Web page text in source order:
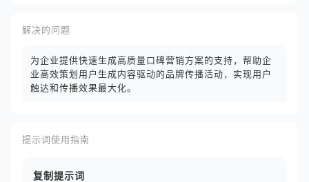
解决的问题
为企业提供快速生成高质量口碑营销方案的支持，帮助企
业高效策划用户生成内容驱动的品牌传播活动，实现用户
触达和传播效果最大化。
提示词使用指南
复制提示词